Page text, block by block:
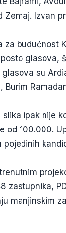
Zemaj. Izvan
za budućnost
glasova,
su
Burim
slika ipak nije
od 100.000.
pojedinih
zastupnika,
manjinskim